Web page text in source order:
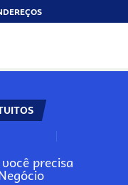
N
precisa